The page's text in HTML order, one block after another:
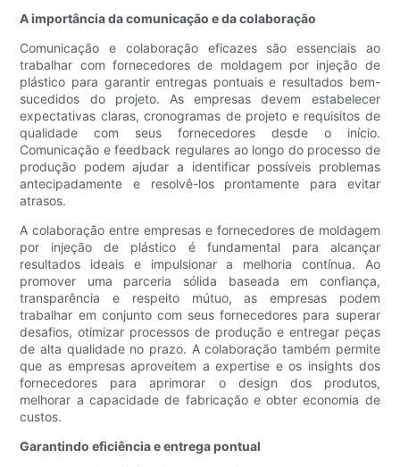
A importância da comunicação e da colaboração
Comunicação e colaboração eficazes são essenciais ao
trabalhar com fornecedores de moldagem por injeção de
plástico para garantir entregas pontuais e resultados bem-
sucedidos do projeto. As empresas devem estabelecer
expectativas claras, cronogramas de projeto e requisitos de
qualidade com seus fornecedores desde o início.
Comunicação e feedback regulares ao longo do processo de
produção podem ajudar a identificar possíveis problemas
antecipadamente e resolvê-los prontamente para evitar
atrasos.
A colaboração entre empresas e fornecedores de moldagem
por injeção de plástico é fundamental para alcançar
resultados ideais e impulsionar a melhoria contínua. Ao
promover uma parceria sólida baseada em confiança,
transparência e respeito mútuo, as empresas podem
trabalhar em conjunto com seus fornecedores para superar
desafios, otimizar processos de produção e entregar peças
de alta qualidade no prazo. A colaboração também permite
que as empresas aproveitem a expertise e os insights dos
fornecedores para aprimorar o design dos produtos,
melhorar a capacidade de fabricação e obter economia de
custos.
Garantindo eficiência e entrega pontual